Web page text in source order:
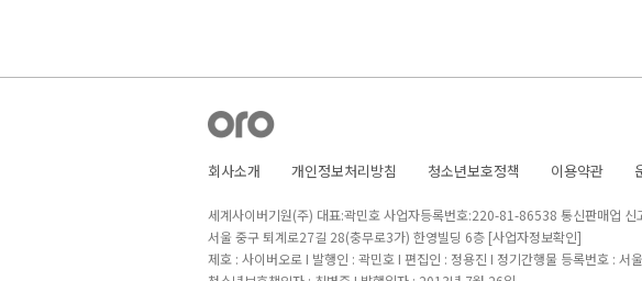
회사소개 개인정보처리방침 청소년보호정책 이용약관
세계사이버기원(주) 대표:곽민호 사업자등록번호:220-81-86538 통신판매업
서울 중구 퇴계로27길 28(충무로3가) 한영빌딩 6층 [사업자정보확인]
제호 : 사이버오로 I 발행인 : 곽민호 I 편집인 : 정용진 I 정기간행물 등록번호 : 서